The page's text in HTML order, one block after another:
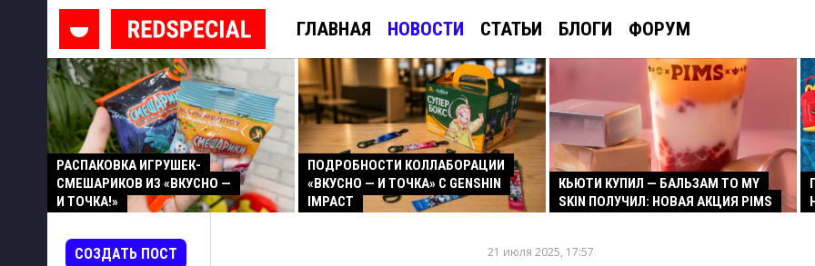
ГЛАВНАЯ НОВОСТИ СТАТЬИ БЛОГИ ФОРУМ
РАСПАКОВКА ИГРУШЕК-
СМЕШАРИКОВ ИЗ «ВКУСНО —
И ТОЧКА!»
ПОДРОБНОСТИ КОЛЛАБОРАЦИИ
«ВКУСНО — И ТОЧКА» С GENSHIN
IMPACT
КЬЮТИ КУПИЛ — БАЛЬЗАМ TO MY
SKIN ПОЛУЧИЛ: НОВАЯ АКЦИЯ PIMS
СОЗДАТЬ ПОСТ 21 июля 2025, 17:57